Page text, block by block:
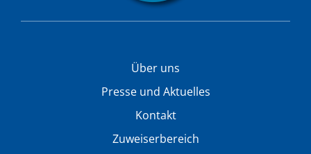
Über uns
Presse und Aktuelles
Kontakt
Zuweiserbereich